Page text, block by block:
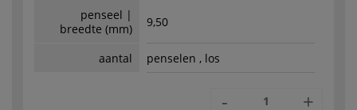
penseel |
breedte (mm)
9,50
aantal penselen , los
- +